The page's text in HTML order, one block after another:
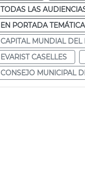
TODAS LAS
EN PORTADA TEMÁTICA
CAPITAL MUNDIAL DEL
EVARIST CASELLES
CONSEJO MUNICIPAL